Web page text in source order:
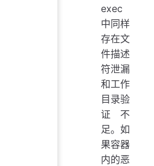
exec
中同样
存在文
件描述
符泄漏
和工作
目录验
证不
足。如
果容器
内的恶